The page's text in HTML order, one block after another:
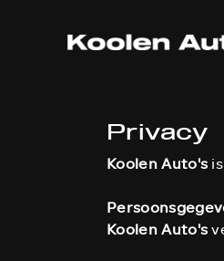
Privacy
Koolen Auto's
Koolen Auto's